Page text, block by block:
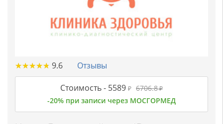
★★★★★
★★★★★ 9.6 Отзывы
Стоимость - 5589 ₽ 6706.8₽
-20% при записи через МОСГОРМЕД